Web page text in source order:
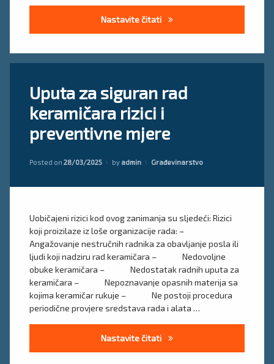
Nastavite čitati Radovi na krovovima upute
Uputa za siguran rad
keramičara rizici i
preventivne mjere
Posted on 28/03/2025 by admin Kategorije:
Građevinarstvo
Uobičajeni rizici kod ovog zanimanja su sljedeći: Rizici
koji proizilaze iz loše organizacije rada: –
Angažovanje nestručnih radnika za obavljanje posla ili
ljudi koji nadziru rad keramičara – Nedovoljne
obuke keramičara – Nedostatak radnih uputa za
keramičara – Nepoznavanje opasnih materija sa
kojima keramičar rukuje – Ne postoji procedura
periodične provjere sredstava rada i alata …
Nastavite čitati Uputa za siguran rad
keramičar
upute
rizika
komentar
on
Uputa
za
siguran
rad
rizici
preventivne